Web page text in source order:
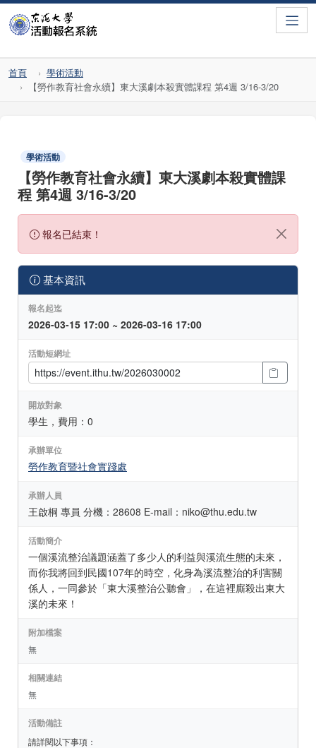
首頁
學術活動
【勞作教育社會永續】東大溪劇本殺實體課程 第4週 3/16-3/20
學術活動
【勞作教育社會永續】東大溪劇本殺實體課
程 第4週 3/16-3/20
報名已結束！
基本資訊
報名起迄
2026-03-15 17:00 ~ 2026-03-16 17:00
活動短網址
開放對象
學生，費用：0
承辦單位
勞作教育暨社會實踐處
承辦人員
王啟桐 專員 分機：28608 E-mail：niko@thu.edu.tw
活動簡介
一個溪流整治議題涵蓋了多少人的利益與溪流生態的未來，
而你我將回到民國107年的時空，化身為溪流整治的利害關
係人，一同參於「東大溪整治公聽會」，在這裡廝殺出東大
溪的未來！
附加檔案
無
相關連結
無
活動備註
請詳閱以下事項：